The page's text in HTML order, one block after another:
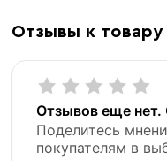
Отзывы к
Отзывов еще нет.
Поделитесь
покупателям в